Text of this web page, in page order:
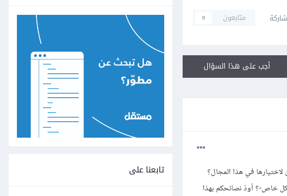
متابعون 0
أجب على هذا السؤال
في هذا المجال؟
خاص-؟ أودّ نصائحكم بهذا
تابعنا على